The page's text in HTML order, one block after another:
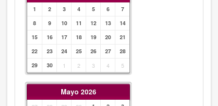
1 2 3 4 5 6
7
8
9 10 11 12 13
14
15
16 17 18 19 20
21
22
23 24 25 26 27
28
29
30 1 2 3 4 5
Mayo 2026